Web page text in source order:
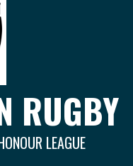
RUGBY
LEAGUE